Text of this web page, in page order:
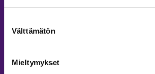
valinta
Välttämätön
Mieltymykset
Tiedustelut &